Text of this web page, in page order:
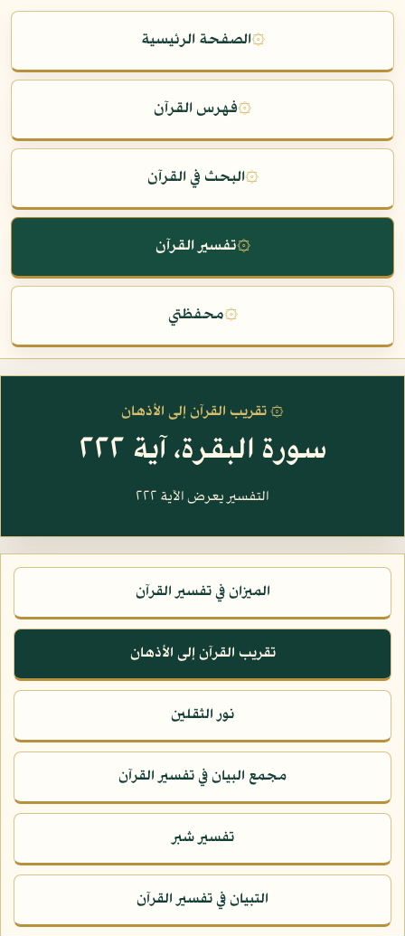
۞الصفحة الرئيسية
۞فهرس القرآن
۞البحث في القرآن
۞تفسير القرآن
۞محفظتي
۞ تقريب القرآن إلى الأذهان
سورة البقرة، آية ٢٢٢
التفسير يعرض الآية ٢٢٢
الميزان في تفسير القرآن
تقريب القرآن إلى الأذهان
نور الثقلين
مجمع البيان في تفسير القرآن
تفسير شبر
التبيان في تفسير القرآن